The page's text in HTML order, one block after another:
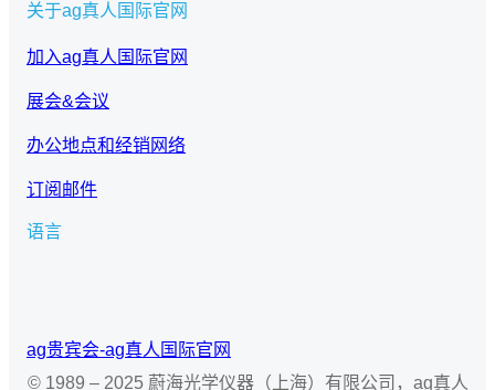
关于ag真人国际官网
加入ag真人国际官网
展会&会议
办公地点和经销网络
订阅邮件
语言
s
e
ag贵宾会-ag真人国际官网
© 1989 – 2025 蔚海光学仪器（上海）有限公司，ag真人